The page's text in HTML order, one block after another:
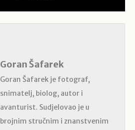
Goran Šafarek
Goran Šafarek je fotograf,
snimatelj, biolog, autor i
avanturist. Sudjelovao je u
brojnim stručnim i znanstvenim